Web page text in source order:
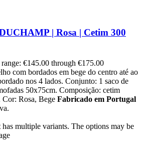
| Rosa | Cetim 300
range: €145.00 through €175.00
com bordados em bege do centro até ao
nos 4 lados. Conjunto: 1 saco de
50x75cm. Composição: cetim
Rosa, Bege Fabricado em Portugal
multiple variants. The options may be